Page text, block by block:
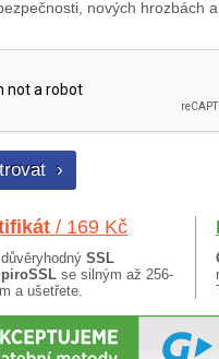
nových hrozbách
/ 169 Kč
SSL
se silným až 256-
a ušetřete.